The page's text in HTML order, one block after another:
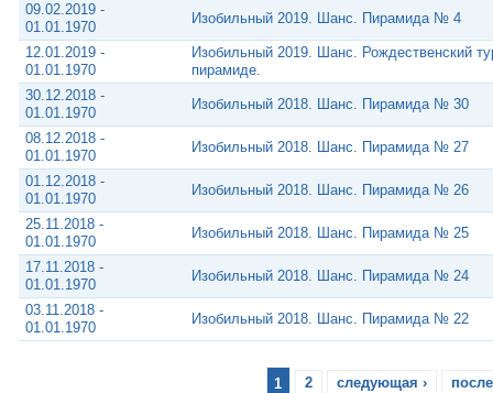
09.02.2019 -
01.01.1970
Изобильный 2019. Шанс. Пирамида № 4
12.01.2019 -
01.01.1970
Изобильный 2019. Шанс. Рождественский
пирамиде.
30.12.2018 -
01.01.1970
Изобильный 2018. Шанс. Пирамида № 30
08.12.2018 -
01.01.1970
Изобильный 2018. Шанс. Пирамида № 27
01.12.2018 -
01.01.1970
Изобильный 2018. Шанс. Пирамида № 26
25.11.2018 -
01.01.1970
Изобильный 2018. Шанс. Пирамида № 25
17.11.2018 -
01.01.1970
Изобильный 2018. Шанс. Пирамида № 24
03.11.2018 -
01.01.1970
Изобильный 2018. Шанс. Пирамида № 22
1 2 следующая ›